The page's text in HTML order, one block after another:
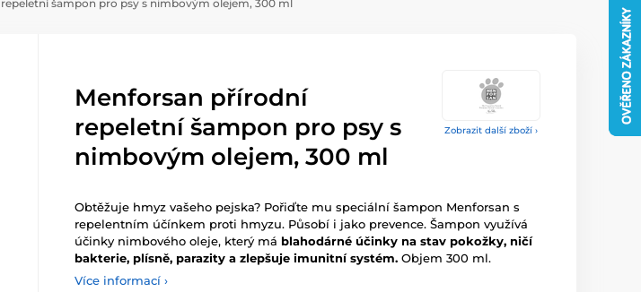
šampon pro psy s nimbovým olejem, 300 ml
Zobrazit další zboží ›
Menforsan přírodní
repeletní šampon pro psy s
nimbovým olejem, 300 ml
Obtěžuje hmyz vašeho pejska? Pořiďte mu speciální šampon Menforsan s
repelentním účínkem proti hmyzu. Působí i jako prevence. Šampon využívá
účinky nimbového oleje, který má blahodárné účinky na stav pokožky, ničí
bakterie, plísně, parazity a zlepšuje imunitní systém. Objem 300 ml.
Více informací ›